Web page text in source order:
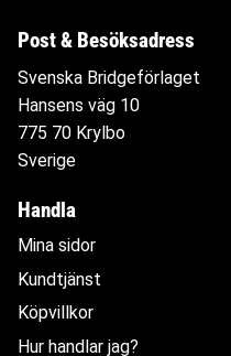
Post & Besöksadress
Svenska Bridgeförlaget
Hansens väg 10
775 70 Krylbo
Sverige
Handla
Mina sidor
Kundtjänst
Köpvillkor
Hur handlar jag?